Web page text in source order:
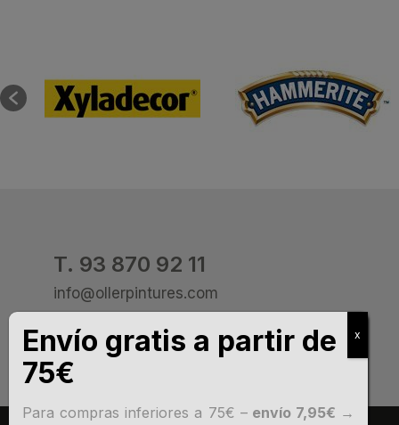
T. 93 870 92 11
info@ollerpintures.com
Para compras inferiores a 75€ –envío 7,95€ →